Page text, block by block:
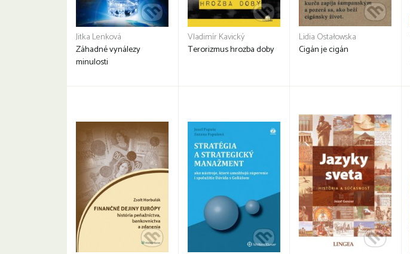
Jitka Lenková
Záhadné vynálezy
minulosti
Vladimír Kavický
Terorizmus hrozba doby
Lidia Ostałowska
Cigán je cigán